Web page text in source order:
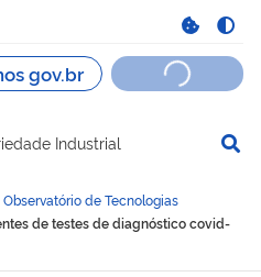
Industrial
Observatório de Tecnologias
de testes de diagnóstico covid-